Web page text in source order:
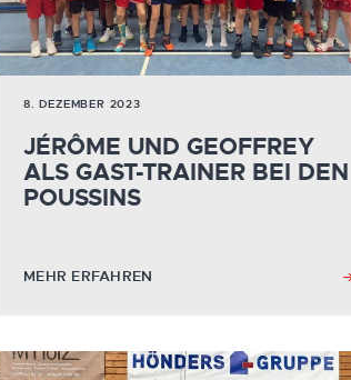
8. DEZEMBER 2023
JÉRÔME UND GEOFFREY
ALS GAST-TRAINER BEI DEN
POUSSINS
MEHR ERFAHREN